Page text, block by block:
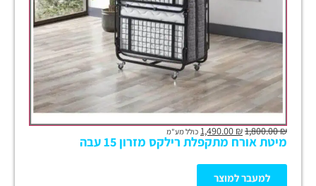
₪
1,800.00
₪ כולל מע"מ
מיטת אורח מתקפלת רילקס מזרון 15 עבה
למעבר למוצר